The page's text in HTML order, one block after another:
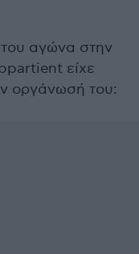
αγώνα στην
είχε
οργάνωσή του: